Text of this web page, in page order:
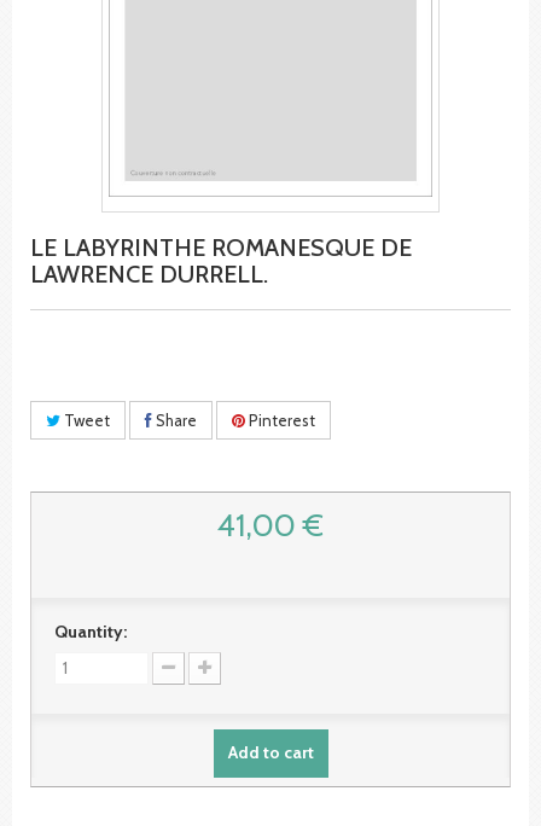
LE LABYRINTHE ROMANESQUE DE
LAWRENCE DURRELL.
Tweet Share Pinterest
41,00 €
Quantity:
Add to cart